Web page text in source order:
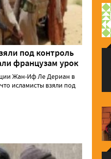
под контроль
французам урок
Жан-Иф Ле Дериан в
исламисты взяли под